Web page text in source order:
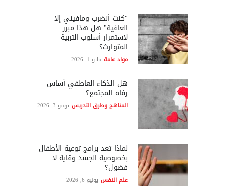
"كنت أنضرب ومافيني إلا
العافية" هل هذا مبرر
لاستمرار أسلوب التربية
المتوارث؟
مواد عامة مايو 1, 2026
هل الذكاء العاطفي أساس
رفاه المجتمع؟
المناهج وطرق التدريس يونيو 3, 2026
لماذا تعد برامج توعية الأطفال
بخصوصية الجسد وقاية لا
فضول؟
علم النفس يونيو 6, 2026